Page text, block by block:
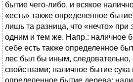
бытие чего-либо, и всякое
«есть» также определенное
лишь та разница, что «нечто» при
одним и тем же. Напр.: наличное
себе есть также определенное
лес был бы иным, следовательно,
свойствами; наличное бытие сука